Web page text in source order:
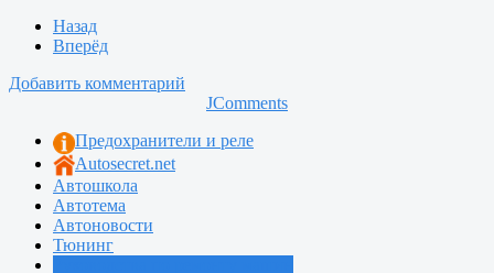
Назад
Вперёд
Добавить комментарий
JComments
Предохранители и реле
Autosecret.net
Автошкола
Автотема
Автоновости
Тюнинг